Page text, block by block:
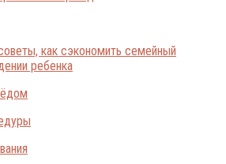
как сэкономить семейный
ребенка